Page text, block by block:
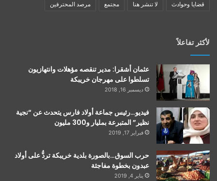
قضايا وحوادث لا تنشر هنا مجتمع مرصد المحترفين
لأكثر تفاعلاً
عثمان أشقرا: مدير تنقصه مؤهلات وانتهازيون
تسلطوا على مهرجان خريبكة
ديسمبر 16, 2018
فيديو…رئيس جماعة أولاد فارس يتحدث عن “نجية
نظير” المتبرعة بمليار و300 مليون
فبراير 17, 2019
حرب السوق…بالصورة بلدية خريبكة تردُّ على أولاد
عبدون بخطوة مفاجئة
يناير 4, 2019